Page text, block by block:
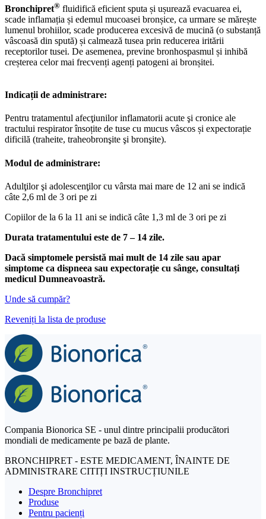
Bronchipret® fluidifică eficient sputa și ușurează evacuarea ei,
scade inflamația și edemul mucoasei bronșice, ca urmare se mărește
lumenul brohiilor, scade producerea excesivă de mucină (o substanță
vâscoasă din spută) și calmează tusea prin reducerea iritării
receptorilor tusei. De asemenea, previne bronhospasmul și inhibă
creșterea celor mai frecvenți agenți patogeni ai bronșitei.
Indicații de administrare:
Pentru tratamentul afecţiunilor inflamatorii acute şi cronice ale
tractului respirator însoțite de tuse cu mucus vâscos și expectorație
dificilă (traheite, traheobronşite şi bronşite).
Modul de administrare:
Adulţilor şi adolescenţilor cu vârsta mai mare de 12 ani se indică
câte 2,6 ml de 3 ori pe zi
Copiilor de la 6 la 11 ani se indică câte 1,3 ml de 3 ori pe zi
Durata tratamentului este de 7 – 14 zile.
Dacă simptomele persistă mai mult de 14 zile sau apar
simptome ca dispneea sau expectorație cu sânge, consultați
medicul Dumneavoastră.
Unde să cumpăr?
Reveniți la lista de produse
Compania Bionorica SE - unul dintre principalii producători
mondiali de medicamente pe bază de plante.
BRONCHIPRET - ESTE MEDICAMENT, ÎNAINTE DE
ADMINISTRARE CITIȚI INSTRUCȚIUNILE
Despre Bronchipret
Produse
Pentru pacienți